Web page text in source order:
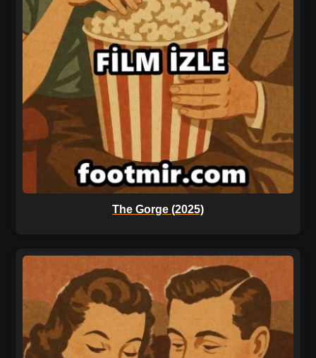
The Gorge (2025)